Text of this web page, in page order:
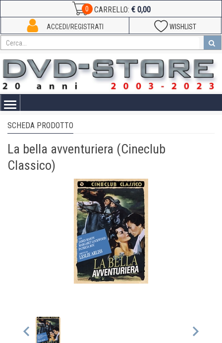
0 CARRELLO: € 0,00
WISHLIST
ACCEDI/REGISTRATI
Toggle
SCHEDA PRODOTTO
La bella avventuriera (Cineclub
Classico)